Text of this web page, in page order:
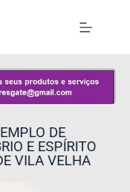
DE
E ESPÍRITO
VILA VELHA